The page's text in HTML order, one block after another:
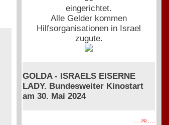
eingerichtet.
Alle Gelder kommen
Hilfsorganisationen in Israel
zugute.
GOLDA - ISRAELS EISERNE
LADY. Bundesweiter Kinostart
am 30. Mai 2024
. . . . PR . . . .